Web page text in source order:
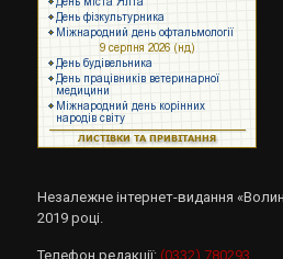
Незалежне інтернет-видання
2019 році.
Телефон редакції: (0332) 780293